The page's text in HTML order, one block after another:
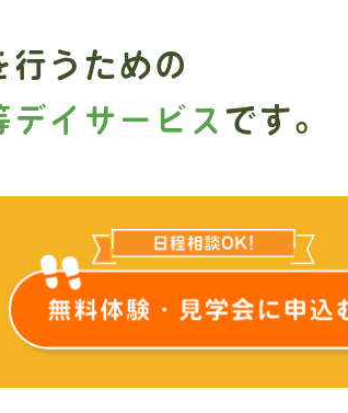
行うための
デイサービス です。